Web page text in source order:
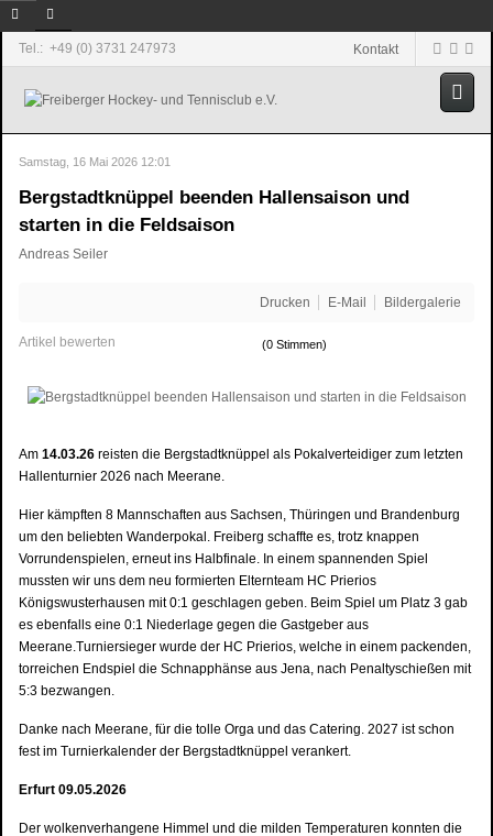
Tel.: +49 (0) 3731 247973 Kontakt
Samstag, 16 Mai 2026 12:01
Bergstadtknüppel beenden Hallensaison und
starten in die Feldsaison
Andreas Seiler
Drucken E-Mail Bildergalerie
Artikel bewerten (0 Stimmen)
Am 14.03.26 reisten die Bergstadtknüppel als Pokalverteidiger zum letzten
Hallenturnier 2026 nach Meerane.
Hier kämpften 8 Mannschaften aus Sachsen, Thüringen und Brandenburg
um den beliebten Wanderpokal. Freiberg schaffte es, trotz knappen
Vorrundenspielen, erneut ins Halbfinale. In einem spannenden Spiel
mussten wir uns dem neu formierten Elternteam HC Prierios
Königswusterhausen mit 0:1 geschlagen geben. Beim Spiel um Platz 3 gab
es ebenfalls eine 0:1 Niederlage gegen die Gastgeber aus
Meerane.Turniersieger wurde der HC Prierios, welche in einem packenden,
torreichen Endspiel die Schnapphänse aus Jena, nach Penaltyschießen mit
5:3 bezwangen.
Danke nach Meerane, für die tolle Orga und das Catering. 2027 ist schon
fest im Turnierkalender der Bergstadtknüppel verankert.
Erfurt 09.05.2026
Der wolkenverhangene Himmel und die milden Temperaturen konnten die